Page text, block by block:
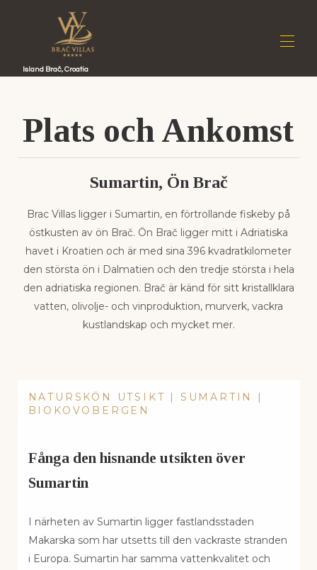
Island Brač, Croatia
Våra villor
Tjänster
Plats
I media
Plats och Ankomst
Sumartin, Ön Brač
Brac Villas ligger i Sumartin, en förtrollande fiskeby på
östkusten av ön Brač. Ön Brač ligger mitt i Adriatiska
havet i Kroatien och är med sina 396 kvadratkilometer
den största ön i Dalmatien och den tredje största i hela
den adriatiska regionen. Brač är känd för sitt kristallklara
vatten, olivolje- och vinproduktion, murverk, vackra
kustlandskap och mycket mer.
NATURSKÖN UTSIKT | SUMARTIN |
BIOKOVOBERGEN
Fånga den hisnande utsikten över
Sumartin
I närheten av Sumartin ligger fastlandsstaden
Makarska som har utsetts till den vackraste stranden
i Europa. Sumartin har samma vattenkvalitet och